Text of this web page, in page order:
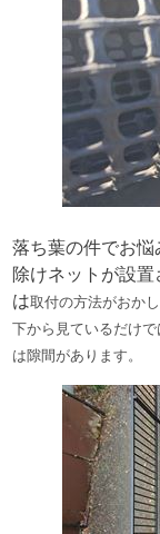
落ち葉の件でお
除けネットが設
は取付の方法がおか
下から見ているだけ
は隙間があります。